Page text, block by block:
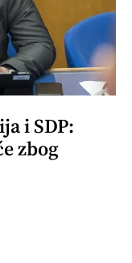
i SDP:
zbog